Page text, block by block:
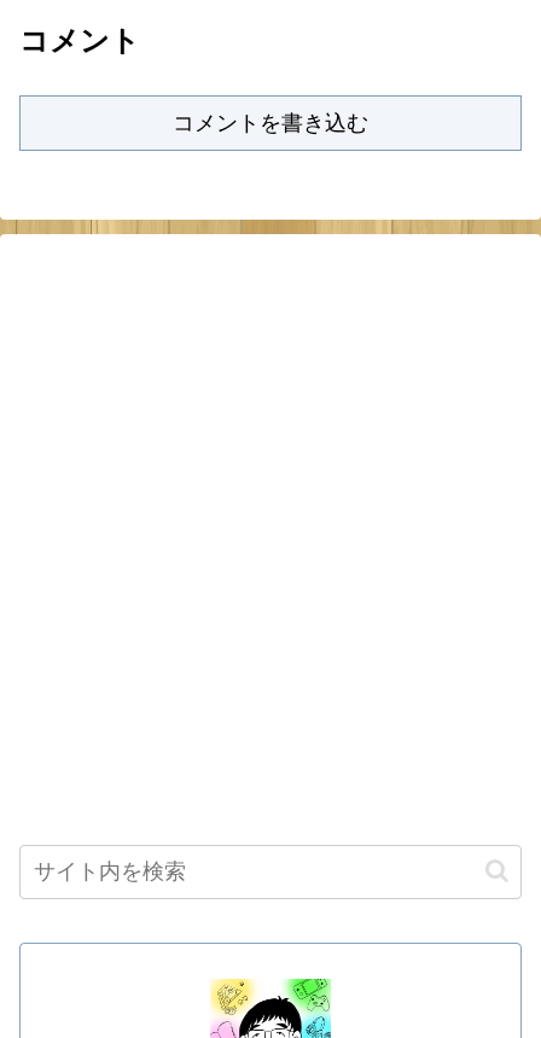
コメント
コメントを書き込む